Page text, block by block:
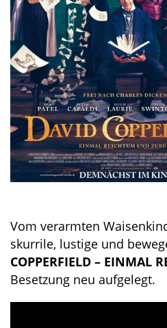
Vom verarmten
skurrile, lustige und
COPPERFIELD – EINMAL
Besetzung neu aufgelegt.